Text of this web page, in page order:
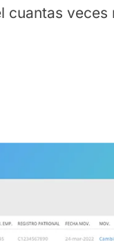
cuantas veces